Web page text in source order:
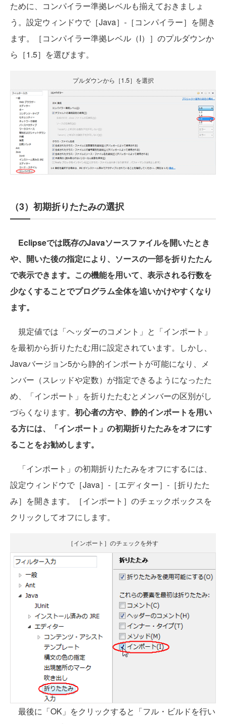
ために、コンパイラー準拠レベルも揃えておきましょ
う。設定ウィンドウで［Java］-［コンパイラー］を開き
ます。［コンパイラー準拠レベル（I）］のプルダウンか
ら［1.5］を選びます。
プルダウンから［1.5］を選択
（3）初期折りたたみの選択
Eclipseでは既存のJavaソースファイルを開いたとき
や、開いた後の指定により、ソースの一部を折りたたん
で表示できます。この機能を用いて、表示される行数を
少なくすることでプログラム全体を追いかけやすくなり
ます。
規定値では「ヘッダーのコメント」と「インポート」
を最初から折りたたむ用に設定されています。しかし、
Javaバージョン5から静的インポートが可能になり、メ
ンバー（スレッドや定数）が指定できるようになったた
め、「インポート」を折りたたむとメンバーの区別がし
づらくなります。 初心者の方や、静的インポートを用い
る方には、「インポート」の初期折りたたみをオフにす
ることをお勧めします。
「インポート」の初期折りたたみをオフにするには、
設定ウィンドウで［Java］-［エディター］-［折りたた
み］を開きます。［インポート］のチェックボックスを
クリックしてオフにします。
［インポート］のチェックを外す
最後に「OK」をクリックすると「フル・ビルドを行い